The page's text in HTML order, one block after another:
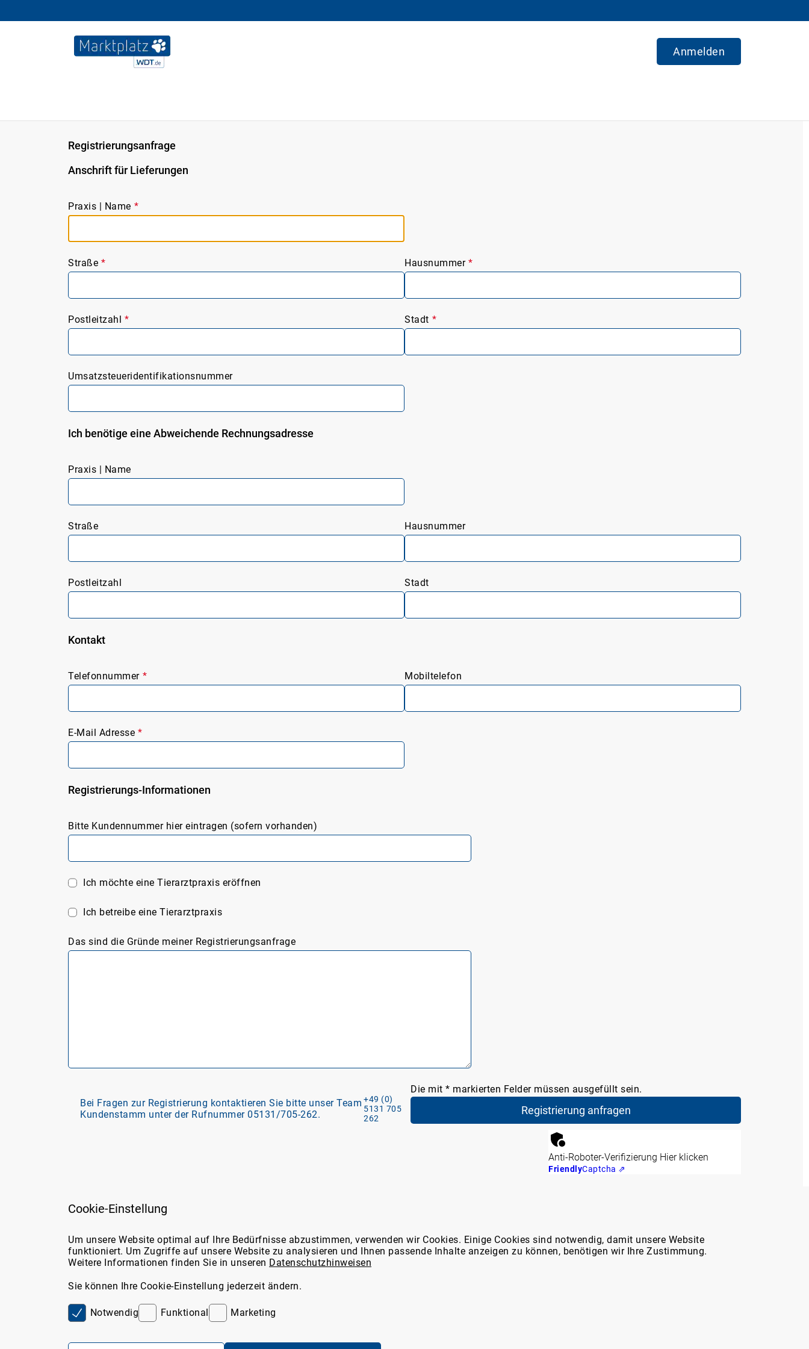
Anmelden
Registrierungsanfrage
Anschrift für Lieferungen
Praxis | Name *
Straße * Hausnummer *
Postleitzahl * Stadt *
Umsatzsteueridentifikationsnummer
Ich benötige eine Abweichende Rechnungsadresse
Praxis | Name
Straße Hausnummer
Postleitzahl Stadt
Kontakt
Telefonnummer * Mobiltelefon
E-Mail Adresse *
Registrierungs-Informationen
Bitte Kundennummer hier eintragen (sofern vorhanden)
Ich möchte eine Tierarztpraxis eröffnen
Ich betreibe eine Tierarztpraxis
Das sind die Gründe meiner Registrierungsanfrage
Bei Fragen zur Registrierung kontaktieren Sie bitte unser Team
Kundenstamm unter der Rufnummer 05131/705-262.
+49 (0)
5131 705
262
Die mit * markierten Felder müssen ausgefüllt sein.
Anti-Roboter-Verifizierung Hier klicken
FriendlyCaptcha ⇗
Sie erreichen uns
05131/705-131
oder unter
Kontakt
Server IP. 8
Über uns
Marktplatz-Funktionen
Tierarzt24-Partnerschaften
Marktplatz-Support
Cookie-Einstellung
Um unsere Website optimal auf Ihre Bedürfnisse abzustimmen, verwenden wir Cookies. Einige Cookies sind notwendig, damit unsere Website
funktioniert. Um Zugriffe auf unsere Website zu analysieren und Ihnen passende Inhalte anzeigen zu können, benötigen wir Ihre Zustimmung.
Weitere Informationen finden Sie in unseren Datenschutzhinweisen
Sie können Ihre Cookie-Einstellung jederzeit ändern.
Notwendig Funktional Marketing